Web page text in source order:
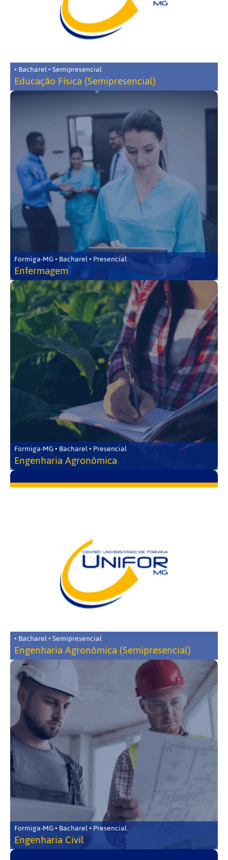
• Bacharel • Semipresencial
Educação Física (Semipresencial)
Formiga-MG • Bacharel • Presencial
Enfermagem
Formiga-MG • Bacharel • Presencial
Engenharia Agronômica
• Bacharel • Semipresencial
Engenharia Agronômica (Semipresencial)
Formiga-MG • Bacharel • Presencial
Engenharia Civil